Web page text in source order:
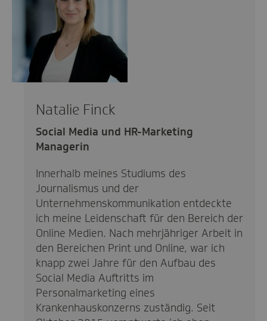
Natalie Finck
Social Media und HR-Marketing
Managerin
Innerhalb meines Studiums des
Journalismus und der
Unternehmenskommunikation entdeckte
ich meine Leidenschaft für den Bereich der
Online Medien. Nach mehrjähriger Arbeit in
den Bereichen Print und Online, war ich
knapp zwei Jahre für den Aufbau des
Social Media Auftritts im
Personalmarketing eines
Krankenhauskonzerns zuständig. Seit